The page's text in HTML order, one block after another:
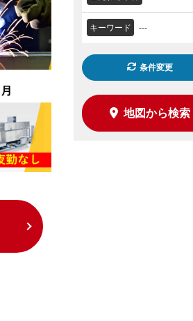
キーワード ---
条件変更
地図から検索